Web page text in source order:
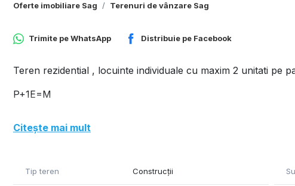
Oferte imobiliare Sag Terenuri de vânzare Sag
Trimite peWhatsApp Distribuie pe Facebook
Teren rezidential , locuinte individuale cu maxim 2 unitati pe
P+1E=M
Citește mai mult
Tip teren Construcții